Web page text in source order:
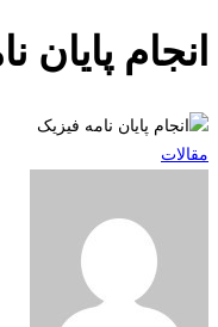
انجام پایان
مقالات